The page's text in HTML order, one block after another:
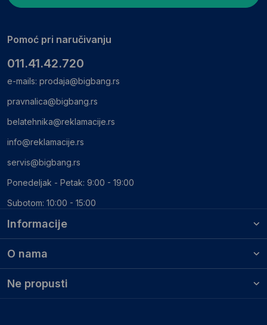
Informacije
O nama
Ne propusti
Pomoć pri naručivanju
011.41.42.720
e-mails: prodaja@bigbang.rs
pravnalica@bigbang.rs
belatehnika@reklamacije.rs
info@reklamacije.rs
servis@bigbang.rs
Ponedeljak - Petak: 9:00 - 19:00
Subotom: 10:00 - 15:00